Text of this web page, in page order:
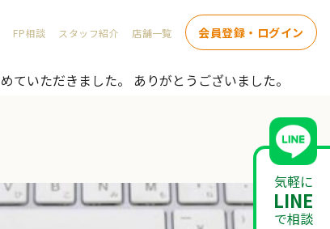
FP相談 スタッフ紹介 店舗一覧 会員登録・ログイン
いただきました。 ありがとうございました。
気軽に
LINE
で相談